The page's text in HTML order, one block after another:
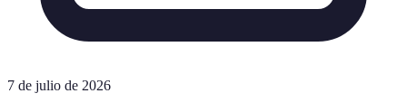
7 de julio de 2026